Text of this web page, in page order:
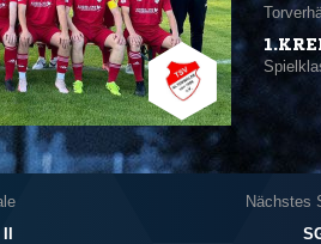
Nächstes